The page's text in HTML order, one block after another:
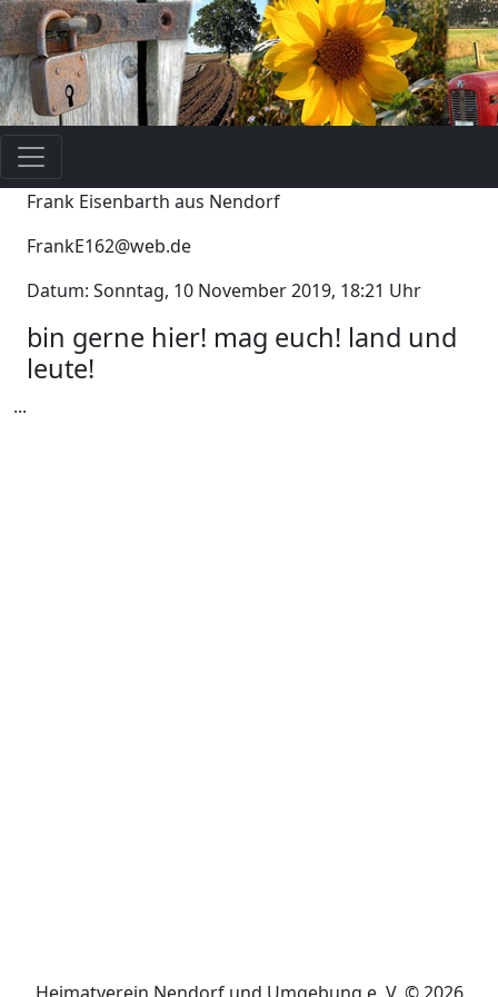
Frank Eisenbarth aus Nendorf
FrankE162@web.de
Datum: Sonntag, 10 November 2019, 18:21 Uhr
bin gerne hier! mag euch! land und
leute!
...